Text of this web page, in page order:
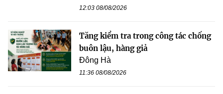
12:03 08/08/2026
Tăng kiểm tra trong công tác chống
buôn lậu, hàng giả
Đông Hà
11:36 08/08/2026